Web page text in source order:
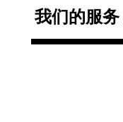
我们的服务